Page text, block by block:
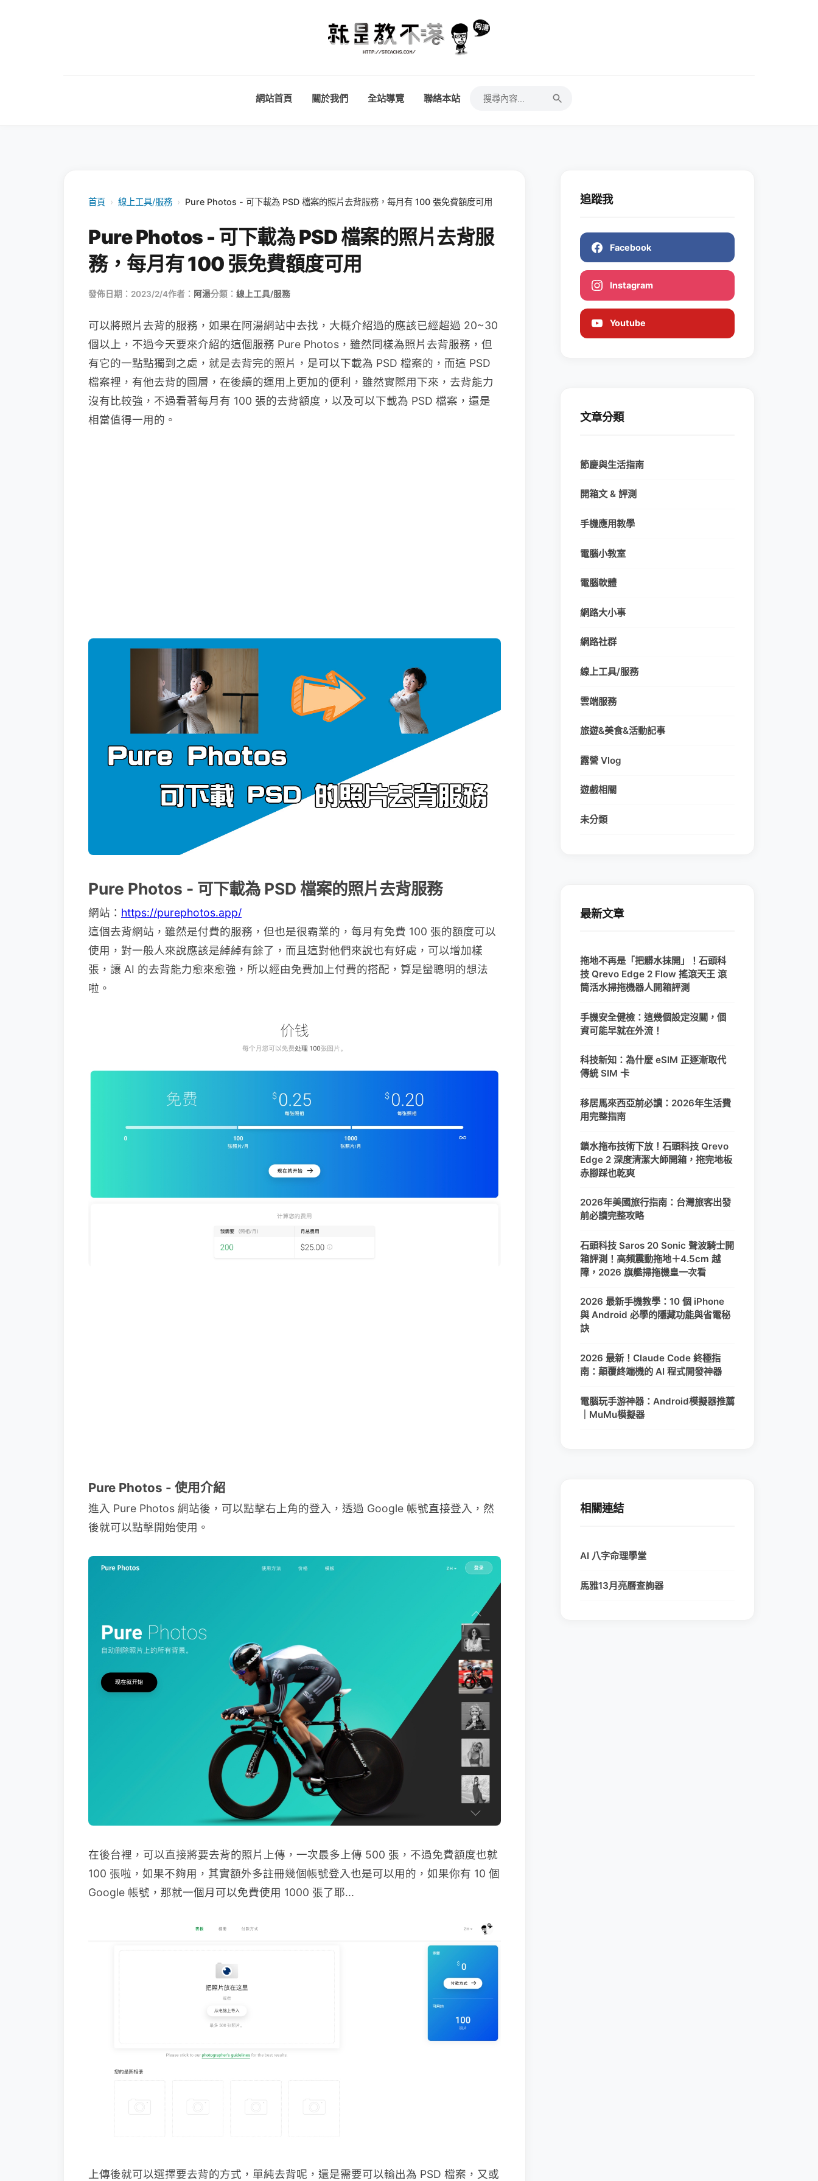
網站首頁 關於我們 全站導覽 聯絡本站
首頁 › 線上工具/服務 › Pure Photos - 可下載為 PSD 檔案的照片去背服務，每月有 100 張免費額度可用
Pure Photos - 可下載為 PSD 檔案的照片去背服
務，每月有 100 張免費額度可用
發佈日期：2023/2/4作者： 阿湯分類： 線上工具/服務
可以將照片去背的服務，如果在阿湯網站中去找，大概介紹過的應該已經超過 20~30
個以上，不過今天要來介紹的這個服務 Pure Photos，雖然同樣為照片去背服務，但
有它的一點點獨到之處，就是去背完的照片，是可以下載為 PSD 檔案的，而這 PSD
檔案裡，有他去背的圖層，在後續的運用上更加的便利，雖然實際用下來，去背能力
沒有比較強，不過看著每月有 100 張的去背額度，以及可以下載為 PSD 檔案，還是
相當值得一用的。
Pure Photos - 可下載為 PSD 檔案的照片去背服務
網站： https://purephotos.app/
這個去背網站，雖然是付費的服務，但也是很霸業的，每月有免費 100 張的額度可以
使用，對一般人來說應該是綽綽有餘了，而且這對他們來說也有好處，可以增加樣
張，讓 AI 的去背能力愈來愈強，所以經由免費加上付費的搭配，算是蠻聰明的想法
啦。
Pure Photos - 使用介紹
進入 Pure Photos 網站後，可以點擊右上角的登入，透過 Google 帳號直接登入，然
後就可以點擊開始使用。
在後台裡，可以直接將要去背的照片上傳，一次最多上傳 500 張，不過免費額度也就
100 張啦，如果不夠用，其實額外多註冊幾個帳號登入也是可以用的，如果你有 10 個
Google 帳號，那就一個月可以免費使用 1000 張了耶...
上傳後就可以選擇要去背的方式，單純去背呢，還是需要可以輸出為 PSD 檔案，又或
追蹤我
Facebook
Instagram
Youtube
文章分類
節慶與生活指南
開箱文 & 評測
手機應用教學
電腦小教室
電腦軟體
網路大小事
網路社群
線上工具/服務
雲端服務
旅遊&美食&活動記事
露營 Vlog
遊戲相關
未分類
最新文章
拖地不再是「把髒水抹開」！石頭科
技 Qrevo Edge 2 Flow 搖滾天王 滾
筒活水掃拖機器人開箱評測
手機安全健檢：這幾個設定沒關，個
資可能早就在外流！
科技新知：為什麼 eSIM 正逐漸取代
傳統 SIM 卡
移居馬來西亞前必讀：2026年生活費
用完整指南
鎖水拖布技術下放！石頭科技 Qrevo
Edge 2 深度清潔大師開箱，拖完地板
赤腳踩也乾爽
2026年美國旅行指南：台灣旅客出發
前必讀完整攻略
石頭科技 Saros 20 Sonic 聲波騎士開
箱評測！高頻震動拖地＋4.5cm 越
障，2026 旗艦掃拖機皇一次看
2026 最新手機教學：10 個 iPhone
與 Android 必學的隱藏功能與省電秘
訣
2026 最新！Claude Code 終極指
南：顛覆終端機的 AI 程式開發神器
電腦玩手游神器：Android模擬器推薦
｜MuMu模擬器
相關連結
AI 八字命理學堂
馬雅13月亮曆查詢器